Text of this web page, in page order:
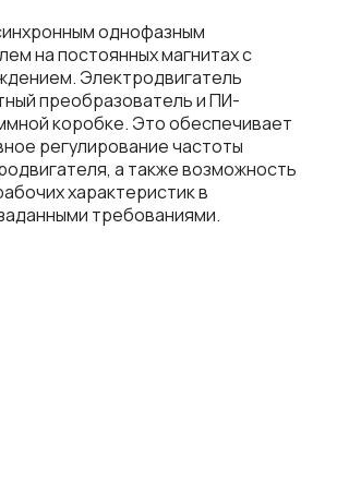
однофазным
на постоянных магнитах с
Электродвигатель
преобразователь и ПИ-
коробке. Это обеспечивает
регулирование частоты
а также возможность
характеристик в
требованиями.